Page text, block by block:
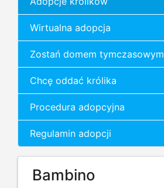
Wirtualna adopcja
Zostań domem tymczasowym
Chcę oddać królika
Procedura adopcyjna
Regulamin adopcji
Bambino